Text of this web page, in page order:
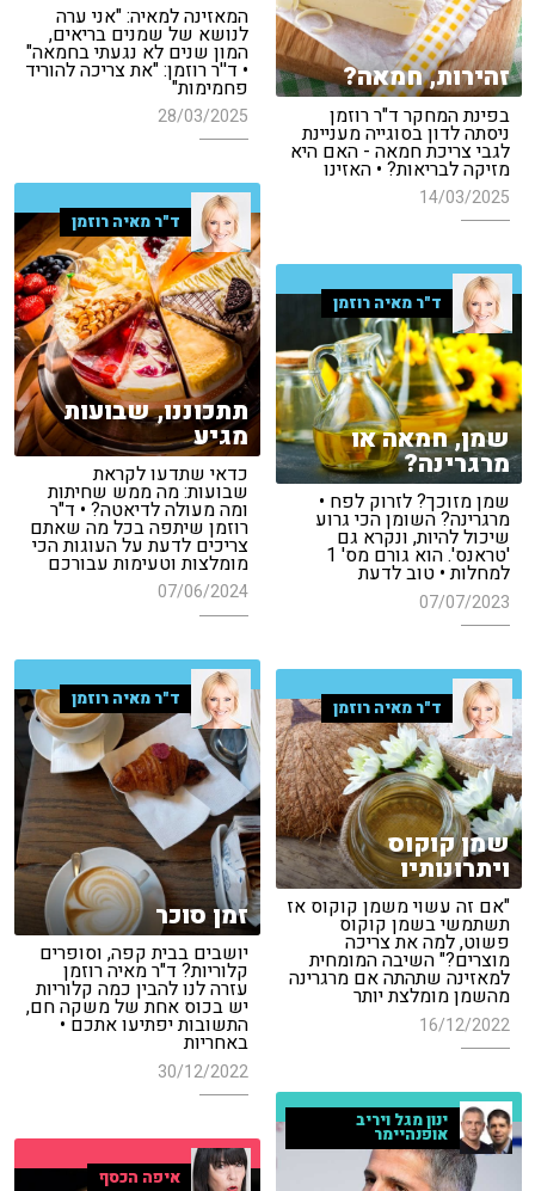
המאזינה למאיה: "אני ערה
לנושא של שמנים בריאים,
המון שנים לא נגעתי בחמאה"
• ד''ר רוזמן: "את צריכה להוריד
פחמימות"
28/03/2025
זהירות, חמאה?
בפינת המחקר ד"ר רוזמן
ניסתה לדון בסוגייה מעניינת
לגבי צריכת חמאה - האם היא
מזיקה לבריאות? • האזינו
14/03/2025
ד"ר מאיה רוזמן
תתכוננו, שבועות
מגיע
כדאי שתדעו לקראת
שבועות: מה ממש שחיתות
ומה מעולה לדיאטה? • ד"ר
רוזמן שיתפה בכל מה שאתם
צריכים לדעת על העוגות הכי
מומלצות וטעימות עבורכם
07/06/2024
ד"ר מאיה רוזמן
שמן, חמאה או
מרגרינה?
שמן מזוכך? לזרוק לפח •
מרגרינה? השומן הכי גרוע
שיכול להיות, ונקרא גם
'טראנס'. הוא גורם מס' 1
למחלות • טוב לדעת
07/07/2023
ד"ר מאיה רוזמן
זמן סוכר
יושבים בבית קפה, וסופרים
קלוריות? ד"ר מאיה רוזמן
עזרה לנו להבין כמה קלוריות
יש בכוס אחת של משקה חם,
התשובות יפתיעו אתכם •
באחריות
30/12/2022
ד"ר מאיה רוזמן
שמן קוקוס
ויתרונותיו
"אם זה עשוי משמן קוקוס אז
תשתמשי בשמן קוקוס
פשוט, למה את צריכה
מוצרים?" השיבה המומחית
למאזינה שתהתה אם מרגרינה
מהשמן מומלצת יותר
16/12/2022
ינון מגל ויריב
אופנהיימר
איפה הכסף